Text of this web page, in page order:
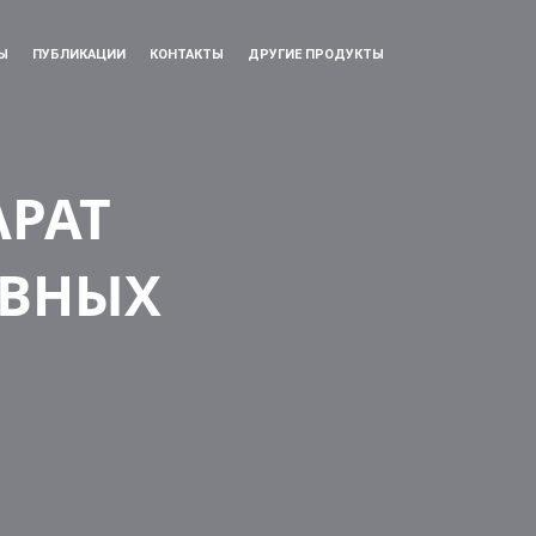
ПУБЛИКАЦИИ КОНТАКТЫ ДРУГИЕ ПРОДУКТЫ